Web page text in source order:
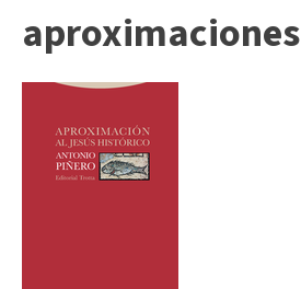
aproximaciones